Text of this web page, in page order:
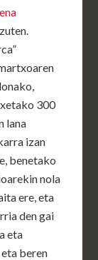
300
lana
izan
benetako
nola
ere, eta
den gai
eta
beren